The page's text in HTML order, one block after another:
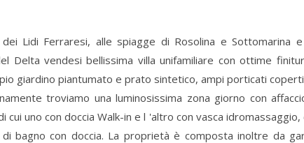
Lidi Ferraresi, alle spiagge di Rosolina e Sottomarina
Delta vendesi bellissima villa unifamiliare con ottime
giardino piantumato e prato sintetico, ampi porticati
troviamo una luminosissima zona giorno con
uno con doccia Walk-in e l 'altro con vasca idromassaggio,
bagno con doccia. La proprietà è composta inoltre da